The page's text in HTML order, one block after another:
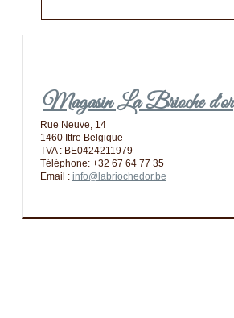
Magasin La Brioche d'or
Rue Neuve, 14
1460 Ittre Belgique
TVA : BE0424211979
Téléphone: +32 67 64 77 35
Email : info@labriochedor.be